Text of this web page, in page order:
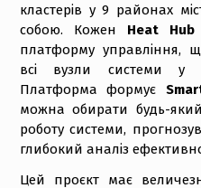
кластерів у 9 районах
собою. Кожен Heat Hub
платформу управління,
всі вузли системи у
Платформа формує
можна обирати будь-
роботу системи,
глибокий аналіз
Цей проєкт має